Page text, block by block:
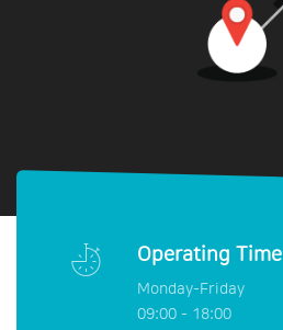
Operating Time
Monday-Friday
09:00 - 18:00